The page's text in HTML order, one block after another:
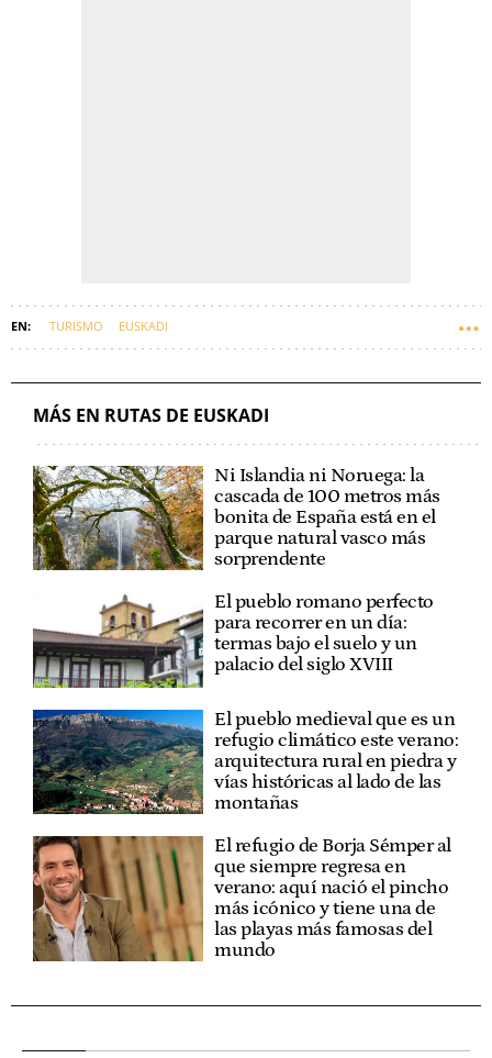
TURISMO EUSKADI
MÁS EN RUTAS DE EUSKADI
Ni Islandia ni Noruega: la
cascada de 100 metros más
bonita de España está en el
parque natural vasco más
sorprendente
El pueblo romano perfecto
para recorrer en un día:
termas bajo el suelo y un
palacio del siglo XVIII
El pueblo medieval que es un
refugio climático este verano:
arquitectura rural en piedra y
vías históricas al lado de las
montañas
El refugio de Borja Sémper al
que siempre regresa en
verano: aquí nació el pincho
más icónico y tiene una de
las playas más famosas del
mundo